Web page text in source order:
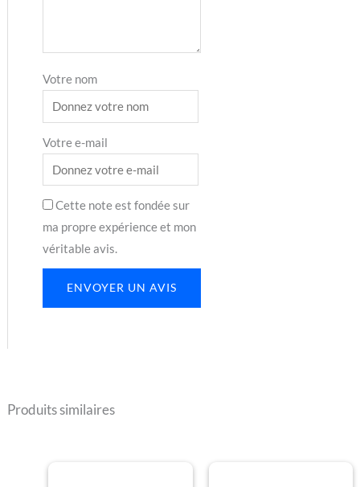
Votre nom
Votre e-mail
Cette note est fondée sur
ma propre expérience et mon
véritable avis.
ENVOYER UN AVIS
Produits similaires